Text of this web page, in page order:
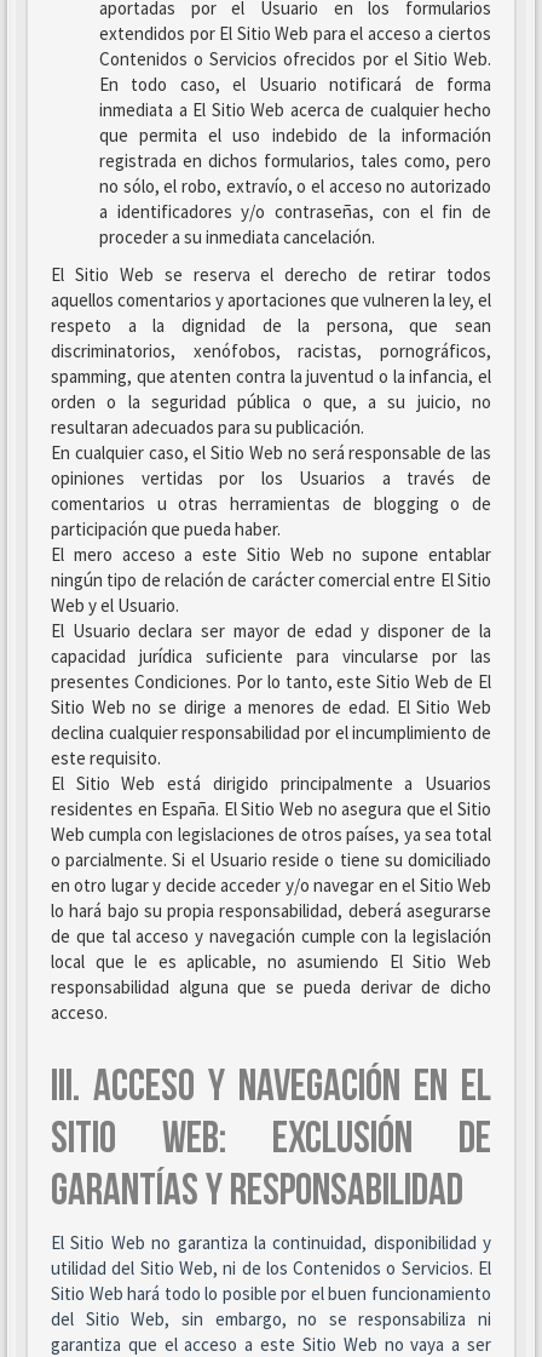
aportadas por el Usuario en los formularios
extendidos por El Sitio Web para el acceso a ciertos
Contenidos o Servicios ofrecidos por el Sitio Web.
En todo caso, el Usuario notificará de forma
inmediata a El Sitio Web acerca de cualquier hecho
que permita el uso indebido de la información
registrada en dichos formularios, tales como, pero
no sólo, el robo, extravío, o el acceso no autorizado
a identificadores y/o contraseñas, con el fin de
proceder a su inmediata cancelación.
El Sitio Web se reserva el derecho de retirar todos
aquellos comentarios y aportaciones que vulneren la ley, el
respeto a la dignidad de la persona, que sean
discriminatorios, xenófobos, racistas, pornográficos,
spamming, que atenten contra la juventud o la infancia, el
orden o la seguridad pública o que, a su juicio, no
resultaran adecuados para su publicación.
En cualquier caso, el Sitio Web no será responsable de las
opiniones vertidas por los Usuarios a través de
comentarios u otras herramientas de blogging o de
participación que pueda haber.
El mero acceso a este Sitio Web no supone entablar
ningún tipo de relación de carácter comercial entre El Sitio
Web y el Usuario.
El Usuario declara ser mayor de edad y disponer de la
capacidad jurídica suficiente para vincularse por las
presentes Condiciones. Por lo tanto, este Sitio Web de El
Sitio Web no se dirige a menores de edad. El Sitio Web
declina cualquier responsabilidad por el incumplimiento de
este requisito.
El Sitio Web está dirigido principalmente a Usuarios
residentes en España. El Sitio Web no asegura que el Sitio
Web cumpla con legislaciones de otros países, ya sea total
o parcialmente. Si el Usuario reside o tiene su domiciliado
en otro lugar y decide acceder y/o navegar en el Sitio Web
lo hará bajo su propia responsabilidad, deberá asegurarse
de que tal acceso y navegación cumple con la legislación
local que le es aplicable, no asumiendo El Sitio Web
responsabilidad alguna que se pueda derivar de dicho
acceso.
III. ACCESO Y NAVEGACIÓN EN EL
SITIO WEB: EXCLUSIÓN DE
GARANTÍAS Y RESPONSABILIDAD
El Sitio Web no garantiza la continuidad, disponibilidad y
utilidad del Sitio Web, ni de los Contenidos o Servicios. El
Sitio Web hará todo lo posible por el buen funcionamiento
del Sitio Web, sin embargo, no se responsabiliza ni
garantiza que el acceso a este Sitio Web no vaya a ser